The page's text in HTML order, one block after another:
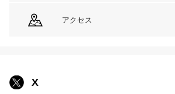
アクセス
X